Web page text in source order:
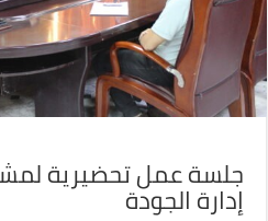
جلسة عمل تحضيرية
إدارة الجودة